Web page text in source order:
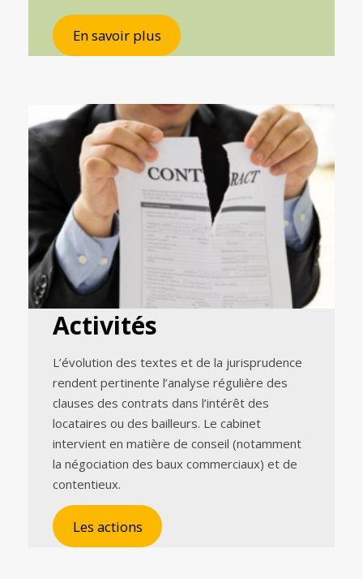
En savoir plus
Activités
L’évolution des textes et de la jurisprudence
rendent pertinente l’analyse régulière des
clauses des contrats dans l’intérêt des
locataires ou des bailleurs. Le cabinet
intervient en matière de conseil (notamment
la négociation des baux commerciaux) et de
contentieux.
Les actions